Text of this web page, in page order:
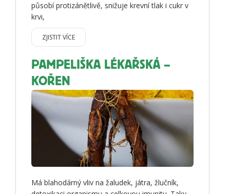
působí protizánětlivě, snižuje krevní tlak i cukr v
krvi,
ZJISTIT VÍCE
PAMPELIŠKA LÉKAŘSKÁ –
KOŘEN
Má blahodárný vliv na žaludek, játra, žlučník,